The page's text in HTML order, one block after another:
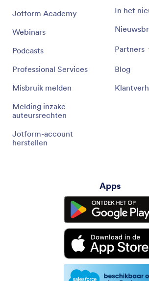
Jotform Academy
Webinars
Podcasts
Professional Services
Misbruik melden
Melding inzake
auteursrechten
Jotform-account
herstellen
In het
Partners
Blog
Apps